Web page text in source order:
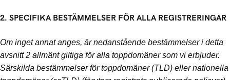
2. SPECIFIKA BESTÄMMELSER FÖR ALLA REGISTRERINGAR
Om inget annat anges, är nedanstående bestämmelser i detta
avsnitt 2 allmänt giltiga för alla toppdomäner som vi erbjuder.
Särskilda bestämmelser för toppdomäner (TLD) eller nationella